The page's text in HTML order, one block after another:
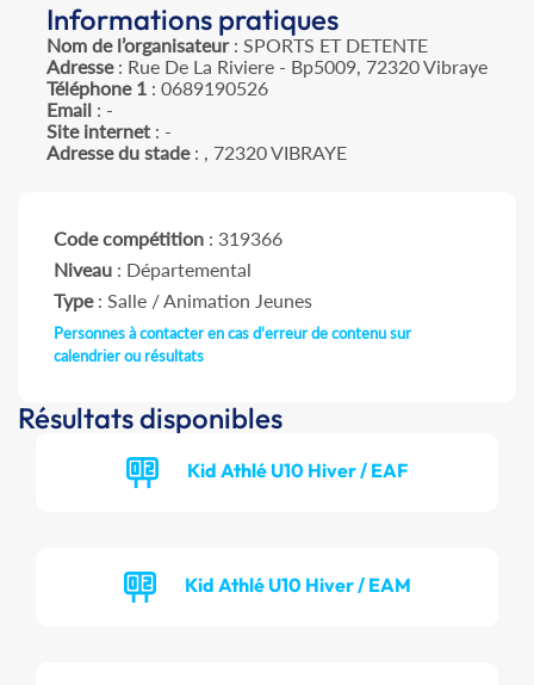
Informations pratiques
Nom de l’organisateur: SPORTS ET DETENTE
Adresse: Rue De La Riviere - Bp5009, 72320 Vibraye
Téléphone 1 : 0689190526
Email : -
Site internet : -
Adresse du stade: , 72320 VIBRAYE
Code compétition : 319366
Niveau : Départemental
Type: Salle / Animation Jeunes
Personnes à contacter en cas d'erreur de contenu sur
calendrier ou résultats
Résultats disponibles
Kid Athlé U10 Hiver / EAF
Kid Athlé U10 Hiver / EAM